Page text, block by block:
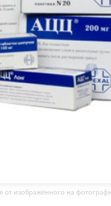
от изображённого на